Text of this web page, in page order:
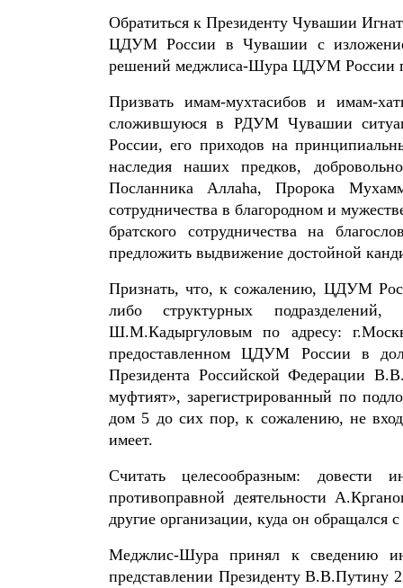
Обратиться к Президенту Чувашии
ЦДУМ России в Чувашии с
решений меджлиса-Шура ЦДУМ России
Призвать имам-мухтасибов и имам-
сложившуюся в РДУМ Чувашии
России, его приходов на
наследия наших предков,
Посланника Аллаhа, Пророка
сотрудничества в благородном и
братского сотрудничества на
предложить выдвижение достойной
Признать, что, к сожалению, ЦДУМ
либо структурных
Ш.М.Кадыргуловым по адресу:
предоставленном ЦДУМ России в
Президента Российской Федерации
муфтият», зарегистрированный по
дом 5 до сих пор, к сожалению, не
имеет.
Считать целесообразным:
противоправной деятельности
другие организации, куда он
Меджлис-Шура принял к сведению
представлении Президенту В.В.Путину